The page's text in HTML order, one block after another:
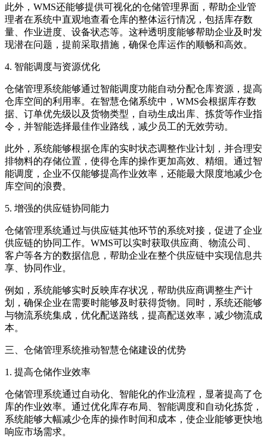
此外，WMS还能够提供可视化的仓储管理界面，帮助企业管
理者在系统中直观地查看仓库的整体运行情况，包括库存数
量、作业进度、设备状态等。这种透明度能够帮助企业及时发
现潜在问题，提前采取措施，确保仓库运作的顺畅和高效。
4. 智能调度与资源优化
仓储管理系统能够通过智能调度功能自动分配仓库资源，提高
仓库空间的利用率。在智慧仓储系统中，WMS会根据库存数
据、订单优先级以及货物类型，自动生成出库、拣货等作业指
令，并智能选择最佳作业路线，减少员工的无效劳动。
此外，系统能够根据仓库的实时状态调整作业计划，并合理安
排物料的存储位置，使得仓库的操作更加高效、精细。通过智
能调度，企业不仅能够提高作业效率，还能最大限度地减少仓
库空间的浪费。
5. 增强的供应链协同能力
仓储管理系统通过与供应链其他环节的系统对接，促进了企业
供应链的协同工作。WMS可以实时获取供应商、物流公司、
客户等各方的数据信息，帮助企业在整个供应链中实现信息共
享、协同作业。
例如，系统能够实时反映库存状况，帮助供应商调整生产计
划，确保企业在需要时能够及时获得货物。同时，系统还能够
与物流系统集成，优化配送路线，提高配送效率，减少物流成
本。
三、仓储管理系统推动智慧仓储建设的优势
1. 提高仓储作业效率
仓储管理系统通过自动化、智能化的作业流程，显著提高了仓
库的作业效率。通过优化库存布局、智能调度和自动化拣货，
系统能够大幅减少仓库的操作时间和成本，使企业能够更快地
响应市场需求。